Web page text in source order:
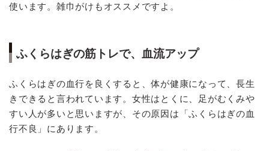
使います。雑巾がけもオススメですよ。
ふくらはぎの筋トレで、血流アップ
ふくらはぎの血行を良くすると、体が健康になって、長生
きできると言われています。女性はとくに、足がむくみや
すい人が多いと思いますが、その原因は「ふくらはぎの血
行不良」にあります。